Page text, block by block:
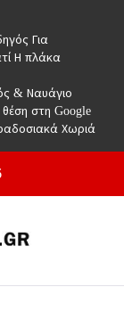
Για
Η πλάκα
& Ναυάγιο
στη Google
Χωριά